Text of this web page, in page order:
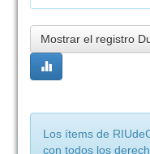
Mostrar el registro
Los ítems de
con todos los